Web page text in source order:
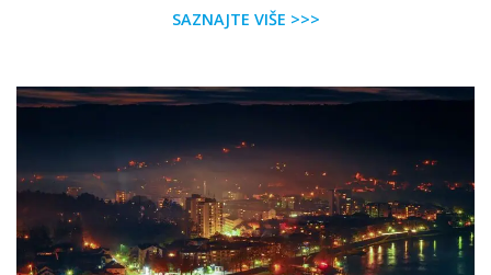
SAZNAJTE VIŠE >>>